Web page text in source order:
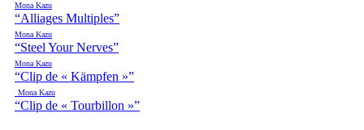
Mona Kazu
“Alliages Multiples”
Mona Kazu
“Steel Your Nerves”
Mona Kazu
“Clip de « Kämpfen »”
Mona Kazu
“Clip de « Tourbillon »”